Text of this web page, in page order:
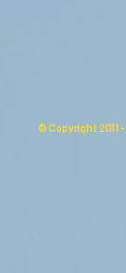
© Copyright 2011 -